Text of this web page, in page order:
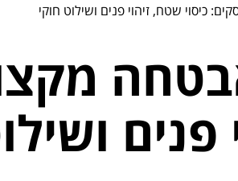
כיסוי שטח, זיהוי פנים ושילוט חוקי